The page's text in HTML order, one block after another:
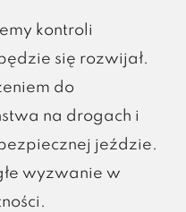
kontroli
się rozwijał.
do
na drogach i
jeździe.
wyzwanie w